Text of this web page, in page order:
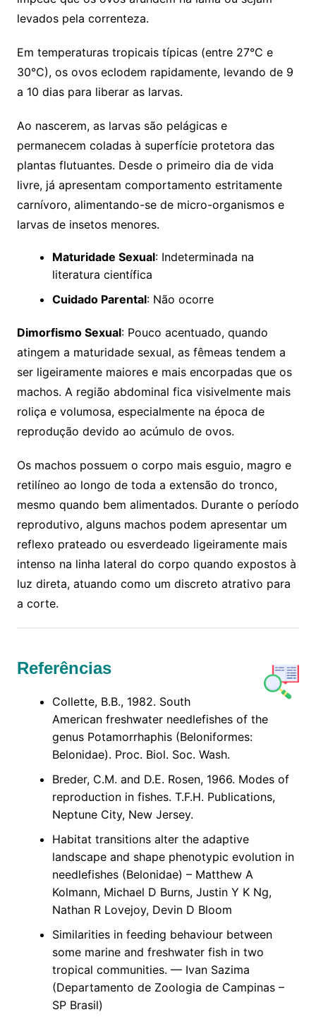
levados pela correnteza.
Em temperaturas tropicais típicas (entre 27°C e
30°C), os ovos eclodem rapidamente, levando de 9
a 10 dias para liberar as larvas.
Ao nascerem, as larvas são pelágicas e
permanecem coladas à superfície protetora das
plantas flutuantes. Desde o primeiro dia de vida
livre, já apresentam comportamento estritamente
carnívoro, alimentando-se de micro-organismos e
larvas de insetos menores.
Maturidade Sexual: Indeterminada na
literatura científica
Cuidado Parental: Não ocorre
Dimorfismo Sexual: Pouco acentuado, quando
atingem a maturidade sexual, as fêmeas tendem a
ser ligeiramente maiores e mais encorpadas que os
machos. A região abdominal fica visivelmente mais
roliça e volumosa, especialmente na época de
reprodução devido ao acúmulo de ovos.
Os machos possuem o corpo mais esguio, magro e
retilíneo ao longo de toda a extensão do tronco,
mesmo quando bem alimentados. Durante o período
reprodutivo, alguns machos podem apresentar um
reflexo prateado ou esverdeado ligeiramente mais
intenso na linha lateral do corpo quando expostos à
luz direta, atuando como um discreto atrativo para
a corte.
Referências
Collette, B.B., 1982. South
American freshwater needlefishes of the
genus Potamorrhaphis (Beloniformes:
Belonidae). Proc. Biol. Soc. Wash.
Breder, C.M. and D.E. Rosen, 1966. Modes of
reproduction in fishes. T.F.H. Publications,
Neptune City, New Jersey.
Habitat transitions alter the adaptive
landscape and shape phenotypic evolution in
needlefishes (Belonidae) – Matthew A
Kolmann, Michael D Burns, Justin Y K Ng,
Nathan R Lovejoy, Devin D Bloom
Similarities in feeding behaviour between
some marine and freshwater fish in two
tropical communities. — Ivan Sazima
(Departamento de Zoologia de Campinas –
SP Brasil)